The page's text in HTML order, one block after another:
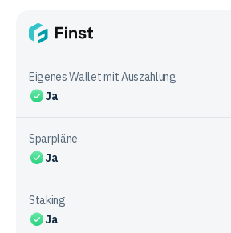
Ein-
bei
den
Eigenes Wallet mit Auszahlung
Ja
Sparpläne
Ja
Staking
Ja